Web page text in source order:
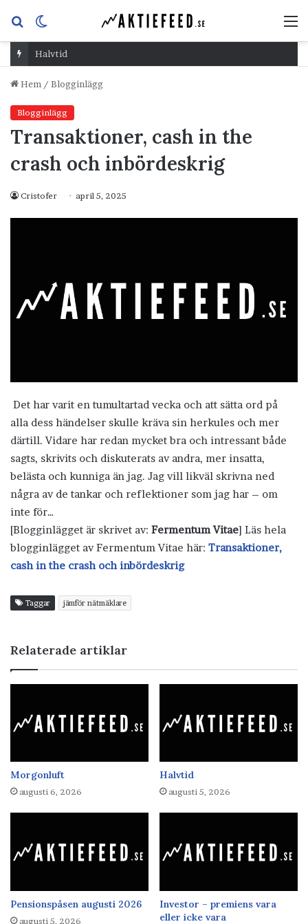
Sök
efterskin
Halvtid
Hem / Blogginlägg
Blogginlägg
Transaktioner, cash in the
crash och inbördeskrig
Cristofer april 5, 2025
Det har varit en tumultartad vecka och att sätta ord på
alla dess händelser skulle kräva sin herkules och mer
därtill. Vidare har redan mycket bra och intressant både
sagts, skrivits och diskuterats av andra, mer insatta,
belästa och kunniga än jag. Jag vill likväl skrivna ned
några av de tankar och reflektioner som jag har – om
inte för…
[Blogginlägget är skrivet av: Fermentum Vitae] Läs hela
blogginlägget av Fermentum Vitae här: Transaktioner,
cash in the crash och inbördeskrig
Taggar jämför nätmäklare
Relaterade artiklar
Morgonluft
augusti 6, 2026
Halvtid
augusti 5, 2026
Pensionspåsen augusti 2026
augusti 5, 2026
Investor – premiens vara
eller icke vara